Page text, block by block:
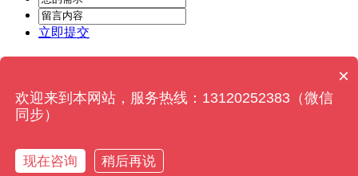
立即提交
Powered byMetInfo 6.2.0© 2008-2022MetInfo Inc.
在线咨询
×
欢迎来到本网站，服务热线：13120252383（微信
同步）
现在咨询 稍后再说